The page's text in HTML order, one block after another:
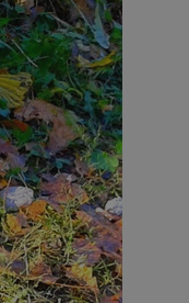
sesji.
sesji.
sesji.
usługę Cookie-
pliki cookie. Jest
Script.com
dla ich
dotyczące
polityki i
że ich
w przyszłych